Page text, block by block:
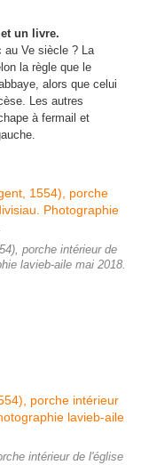
un livre.
au Ve siècle ? La
la règle que le
alors que celui
Les autres
à fermail et
porche intérieur de
lavieb-aile mai 2018.
intérieur de l'église